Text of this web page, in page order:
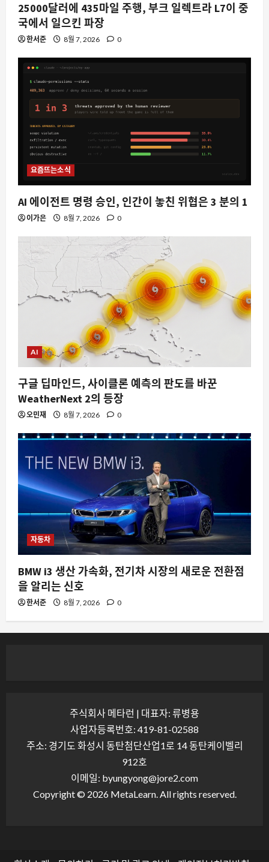
25000달러에 435마일 주행, 부크 일렉트라 L7이 중
국에서 일으킨 파장
한서준 8월 7, 2026 0
요즘뜨는소식
AI 에이전트 명령 승인, 인간이 놓친 위협은 3 분의 1
이가은 8월 7, 2026 0
AI
구글 딥마인드, 사이클론 예측의 판도를 바꾼
WeatherNext 2의 등장
오민재 8월 7, 2026 0
자동차
BMW i3 생산 가속화, 전기차 시장의 새로운 전환점
을 알리는 신호
한서준 8월 7, 2026 0
주식회사 메타런 | 대표자: 류병용
사업자등록번호: 419-81-02588
주소: 경기도 화성시 동탄첨단산업1로 14 동탄케이벨리
912호
이메일: byungyong@jore2.com
Copyright © 2026 MetaLearn. All rights reserved.